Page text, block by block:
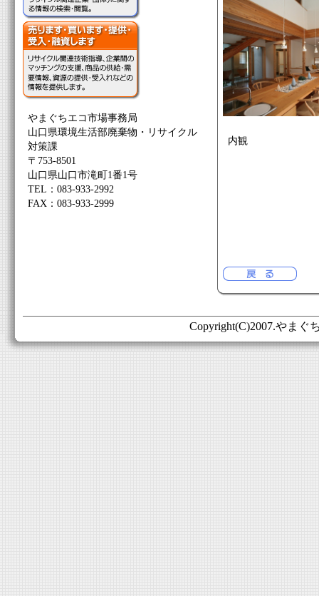
やまぐちエコ市場事務局
山口県環境生活部廃棄物・リサイクル
対策課
〒753-8501
山口県山口市滝町1番1号
TEL：083-933-2992
FAX：083-933-2999
内観
Copyright(C)2007.やまぐ